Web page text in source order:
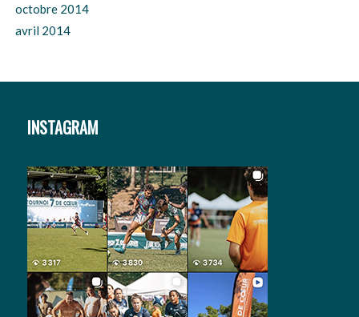
octobre 2014
avril 2014
INSTAGRAM